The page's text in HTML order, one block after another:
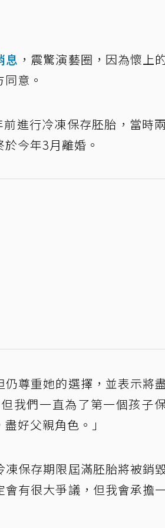
息 ，震驚演藝圈，因為懷上
意。
前進行冷凍保存胚胎，當時
今年3月離婚。
尊重她的選擇，並表示將
我們一直為了第一個孩子
好父親角色。」
保存期限屆滿胚胎將被銷
有很大爭議，但我會承擔